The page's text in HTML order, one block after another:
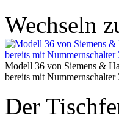
Wechseln
Modell 36 von Siemens &
bereits mit Nummernschalter
Der